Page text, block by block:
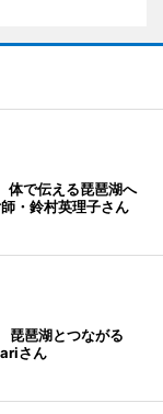
で伝える琵琶湖へ
・鈴村英理子さん
琶湖とつながる
さん